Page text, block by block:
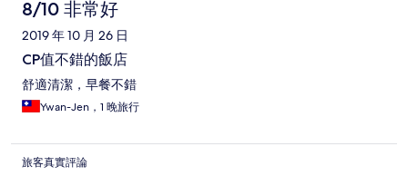
8/10 非常好
2019 年 10 月 26 日
CP值不錯的飯店
舒適清潔，早餐不錯
Ywan-Jen，1 晚旅行
旅客真實評論